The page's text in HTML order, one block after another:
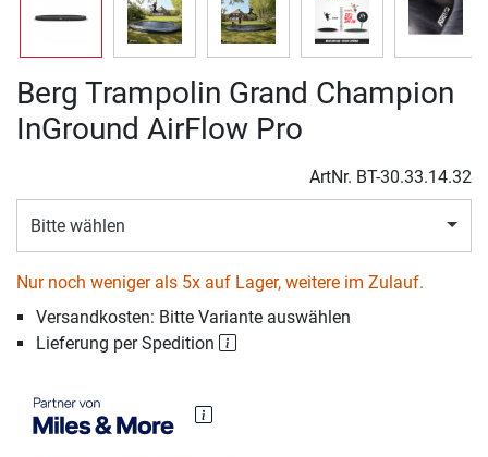
Berg Trampolin Grand Champion
InGround AirFlow Pro
ArtNr. BT-30.33.14.32
Bitte wählen
Nur noch weniger als 5x auf Lager, weitere im Zulauf.
Versandkosten: Bitte Variante auswählen
Lieferung per Spedition